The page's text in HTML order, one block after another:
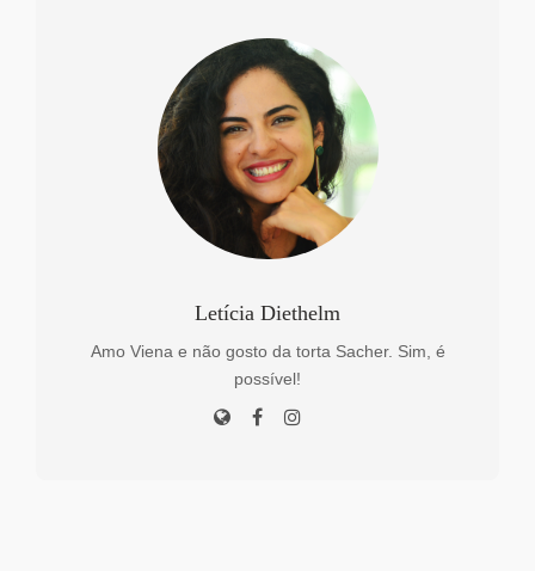
Letícia Diethelm
Amo Viena e não gosto da torta Sacher. Sim, é
possível!